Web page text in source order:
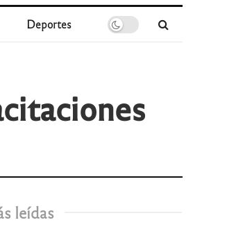
Deportes
leídas